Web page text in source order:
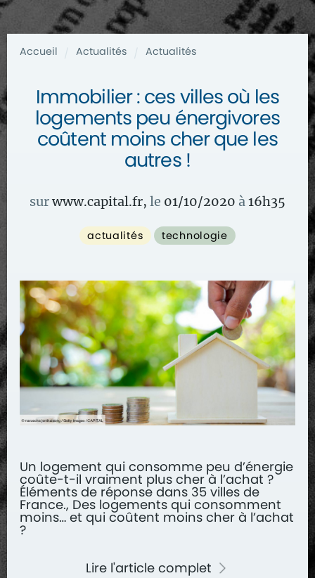
Accueil Actualités Actualités
Immobilier : ces villes où les
logements peu énergivores
coûtent moins cher que les
autres !
surwww.capital.fr, le 01/10/2020 à16h35
actualités technologie
Un logement qui consomme peu d’énergie
coûte-t-il vraiment plus cher à l’achat ?
Éléments de réponse dans 35 villes de
France., Des logements qui consomment
moins… et qui coûtent moins cher à l’achat
?
Lire l'article complet